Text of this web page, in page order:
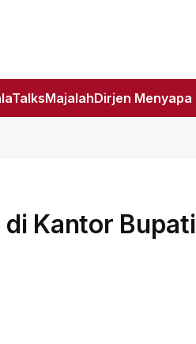
MajalahDirjen Menyapa
di Kantor Bupati